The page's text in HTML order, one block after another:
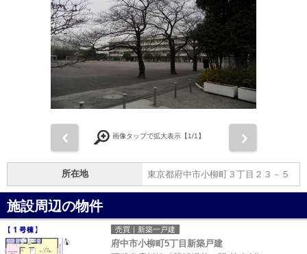
画像タップで拡大表示【1/1】
所在地 東京都府中市小柳町３丁目２３－５
施設周辺の物件
売買｜新築一戸建
府中市小柳町5丁目新築戸建